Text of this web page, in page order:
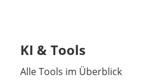
KI & Tools
Alle Tools im Überblick